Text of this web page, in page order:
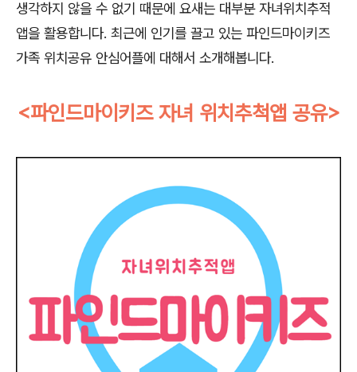
생각하지 않을 수 없기 때문에 요새는 대부분 자녀위치추적
앱을 활용합니다. 최근에 인기를 끌고 있는 파인드마이키즈
가족 위치공유 안심어플에 대해서 소개해봅니다.
<파인드마이키즈 자녀 위치추척앱 공유>